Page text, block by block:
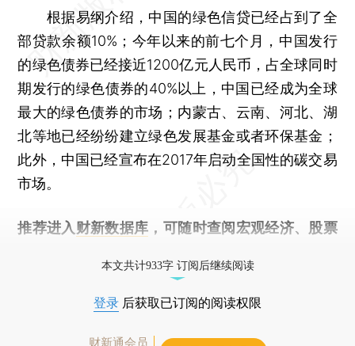
根据易纲介绍，中国的绿色信贷已经占到了全
部贷款余额10%；今年以来的前七个月，中国发行
的绿色债券已经接近1200亿元人民币，占全球同时
期发行的绿色债券的40%以上，中国已经成为全球
最大的绿色债券的市场；内蒙古、云南、河北、湖
北等地已经纷纷建立绿色发展基金或者环保基金；
此外，中国已经宣布在2017年启动全国性的碳交易
市场。
推荐进入 财新数据库 ，可随时查阅宏观经济、股票
本文共计933字 订阅后继续阅读
登录 后获取已订阅的阅读权限
财新通会员